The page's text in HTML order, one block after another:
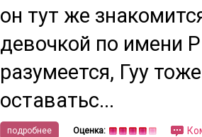
он тут же
девочкой по имени
разумеется, Гуу
оставатьс...
подробнее Оценка: